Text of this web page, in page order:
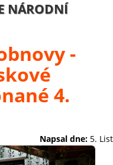
NÁRODNÍ
-
4.
Napsal dne: 5.